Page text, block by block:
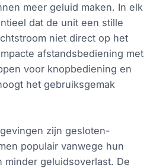
meer geluid maken. In elk
dat de unit een stille
niet direct op het
afstandsbediening met
voor knopbediening en
het gebruiksgemak
zijn gesloten-
populair vanwege hun
minder geluidsoverlast. De